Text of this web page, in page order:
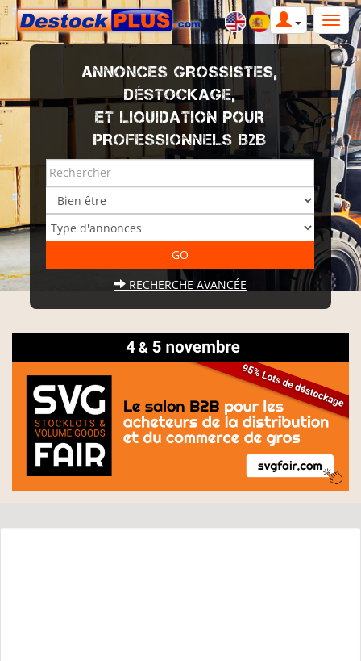
ANNONCES GROSSISTES,
DÉSTOCKAGE,
ET LIQUIDATION POUR
PROFESSIONNELS B2B
RECHERCHE AVANCÉE